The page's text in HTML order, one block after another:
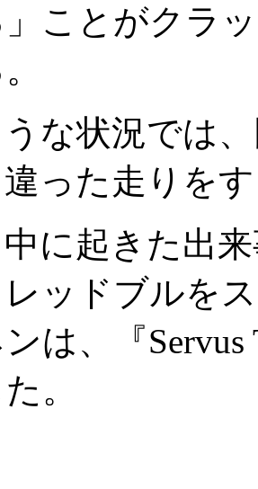
ことがクラ
うな状況では
った走りを
中に起きた出
ッドブルを
は、『
。